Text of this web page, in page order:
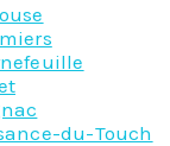
du-Touch